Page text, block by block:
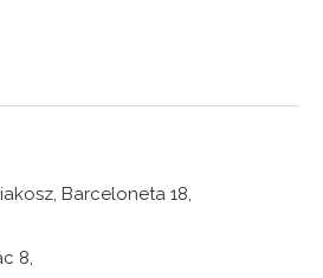
Barceloneta 18,
8,